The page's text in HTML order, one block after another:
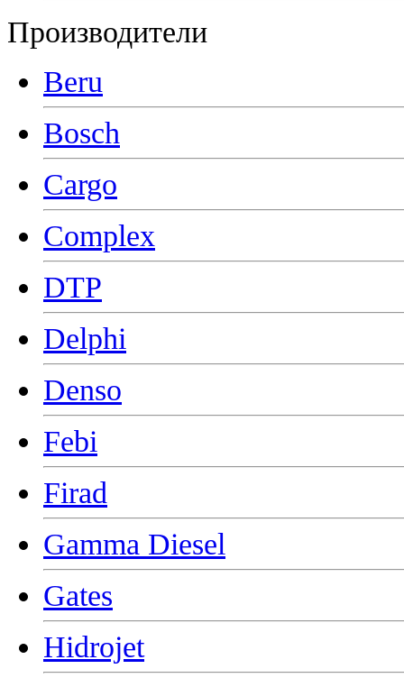
Производители
Beru
Bosch
Cargo
Complex
DTP
Delphi
Denso
Febi
Firad
Gamma Diesel
Gates
Hidrojet